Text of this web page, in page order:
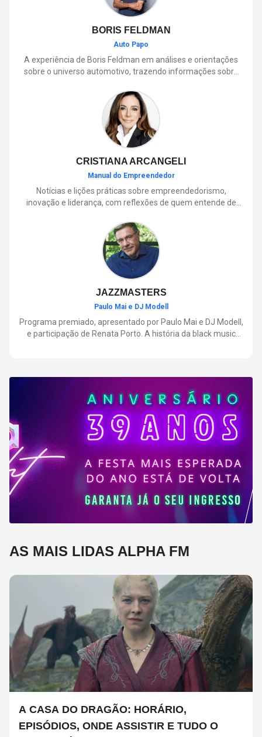
BORIS FELDMAN
Auto Papo
A experiência de Boris Feldman em análises e orientações
sobre o universo automotivo, trazendo informações sobre
que envolve o dia a dia dos motoristas.
CRISTIANA ARCANGELI
Manual do Empreendedor
Notícias e lições práticas sobre empreendedorismo,
inovação e liderança, com reflexões de quem entende de
JAZZMASTERS
Paulo Mai e DJ Modell
Programa premiado, apresentado por Paulo Mai e DJ Modell,
e participação de Renata Porto. A história da black music
AS MAIS LIDAS ALPHA FM
A CASA DO DRAGÃO: HORÁRIO,
EPISÓDIOS, ONDE ASSISTIR E TUDO O